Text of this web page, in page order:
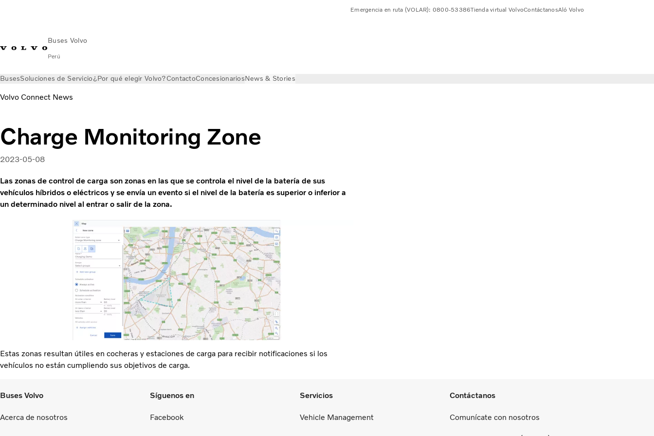
Buses Volvo
Perú
Emergencia en ruta (VOLAR): 0800-53386Tienda virtual VolvoContáctanosAló Volvo
BusesSoluciones de Servicio¿Por qué elegir Volvo?ContactoConcesionariosNews & Stories
Volvo Connect News
Charge Monitoring Zone
2023-05-08
Las zonas de control de carga son zonas en las que se controla el nivel de la batería de sus
vehículos híbridos o eléctricos y se envía un evento si el nivel de la batería es superior o inferior a
un determinado nivel al entrar o salir de la zona.
Estas zonas resultan útiles en cocheras y estaciones de carga para recibir notificaciones si los
vehículos no están cumpliendo sus objetivos de carga.
Buses Volvo
Acerca de nosotros
Síguenos en
Facebook
Servicios
Vehicle Management
Contáctanos
Comunícate con nosotros